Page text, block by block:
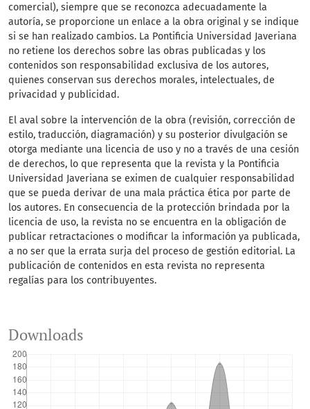
comercial), siempre que se reconozca adecuadamente la
autoría, se proporcione un enlace a la obra original y se indique
si se han realizado cambios. La Pontificia Universidad Javeriana
no retiene los derechos sobre las obras publicadas y los
contenidos son responsabilidad exclusiva de los autores,
quienes conservan sus derechos morales, intelectuales, de
privacidad y publicidad.
El aval sobre la intervención de la obra (revisión, corrección de
estilo, traducción, diagramación) y su posterior divulgación se
otorga mediante una licencia de uso y no a través de una cesión
de derechos, lo que representa que la revista y la Pontificia
Universidad Javeriana se eximen de cualquier responsabilidad
que se pueda derivar de una mala práctica ética por parte de
los autores. En consecuencia de la protección brindada por la
licencia de uso, la revista no se encuentra en la obligación de
publicar retractaciones o modificar la información ya publicada,
a no ser que la errata surja del proceso de gestión editorial. La
publicación de contenidos en esta revista no representa
regalías para los contribuyentes.
Downloads